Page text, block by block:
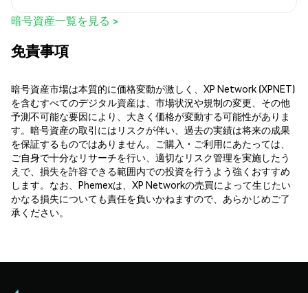
暗号資産一覧を見る >
免責事項
暗号資産市場は本質的に価格変動が激しく、XP Network (XPNET)
を含むすべてのデジタル資産は、市場状況や規制の変更、その他
予測不可能な要因により、大きく価格が変動する可能性がありま
す。暗号資産の取引にはリスクが伴い、過去の実績は将来の成果
を保証するものではありません。ご購入・ご利用にあたっては、
ご自身で十分なリサーチを行い、適切なリスク管理を実施したう
えで、損失を許容できる範囲内での投資を行うよう強くおすすめ
します。なお、Phemexは、XP Networkの売買によって生じたい
かなる損失についても責任を負いかねますので、あらかじめご了
承ください。